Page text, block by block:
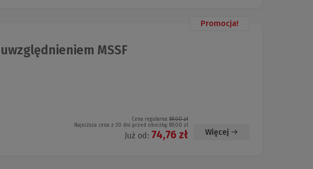
Promocja!
MSSF
Cena regularna: 89,00 zł
Najniższa cena z 30 dni przed obniżką: 89,00 zł
Już od: 74,76 zł Więcej